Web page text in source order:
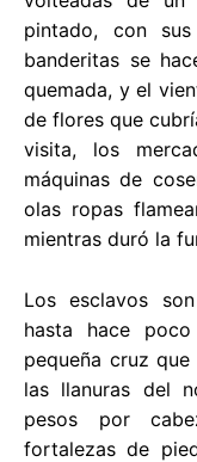
pintado, con
banderitas se
quemada, y el
de flores que
visita, los
máquinas de
olas ropas
mientras duró la
Los esclavos
hasta hace
pequeña cruz
las llanuras del
pesos por
fortalezas de